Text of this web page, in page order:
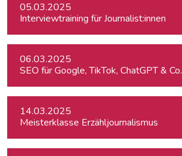
05.03.2025
Interviewtraining für Journalist:innen
06.03.2025
SEO für Google, TikTok, ChatGPT & Co.
14.03.2025
Meisterklasse Erzähljournalismus